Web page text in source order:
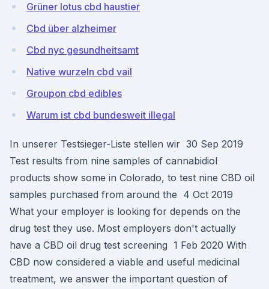
Grüner lotus cbd haustier
Cbd über alzheimer
Cbd nyc gesundheitsamt
Native wurzeln cbd vail
Groupon cbd edibles
Warum ist cbd bundesweit illegal
In unserer Testsieger-Liste stellen wir 30 Sep 2019
Test results from nine samples of cannabidiol
products show some in Colorado, to test nine CBD oil
samples purchased from around the 4 Oct 2019
What your employer is looking for depends on the
drug test they use. Most employers don't actually
have a CBD oil drug test screening 1 Feb 2020 With
CBD now considered a viable and useful medicinal
treatment, we answer the important question of